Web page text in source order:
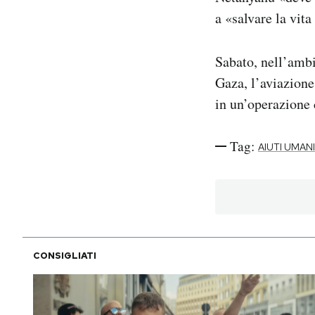
a «salvare la
Sabato,
Gaza,
in
Tag: AIUTI
CONSIGLIATI